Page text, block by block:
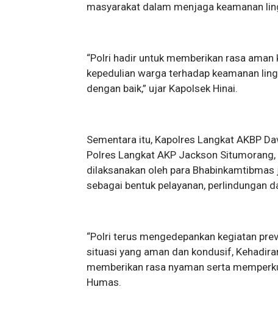
masyarakat dalam menjaga keamanan
“Polri hadir untuk memberikan rasa
kepedulian warga terhadap keamanan
dengan baik,” ujar Kapolsek Hinai.
Sementara itu, Kapolres Langkat AKBP
Polres Langkat AKP Jackson
dilaksanakan oleh para
sebagai bentuk pelayanan, perlindungan
“Polri terus mengedepankan kegiatan
situasi yang aman dan kondusif,
memberikan rasa nyaman serta
Humas.